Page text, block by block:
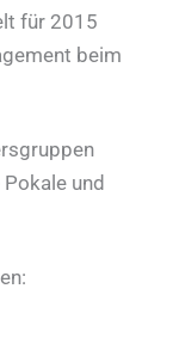
für 2015
beim
und